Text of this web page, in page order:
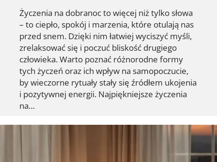
Życzenia na dobranoc to więcej niż tylko słowa
– to ciepło, spokój i marzenia, które otulają nas
przed snem. Dzięki nim łatwiej wyciszyć myśli,
zrelaksować się i poczuć bliskość drugiego
człowieka. Warto poznać różnorodne formy
tych życzeń oraz ich wpływ na samopoczucie,
by wieczorne rytuały stały się źródłem ukojenia
i pozytywnej energii. Najpiękniejsze życzenia
na…